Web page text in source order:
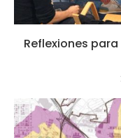
Reflexiones